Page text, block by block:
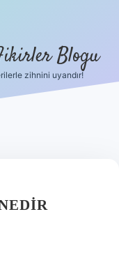
Blogu
zihnini uyandır!